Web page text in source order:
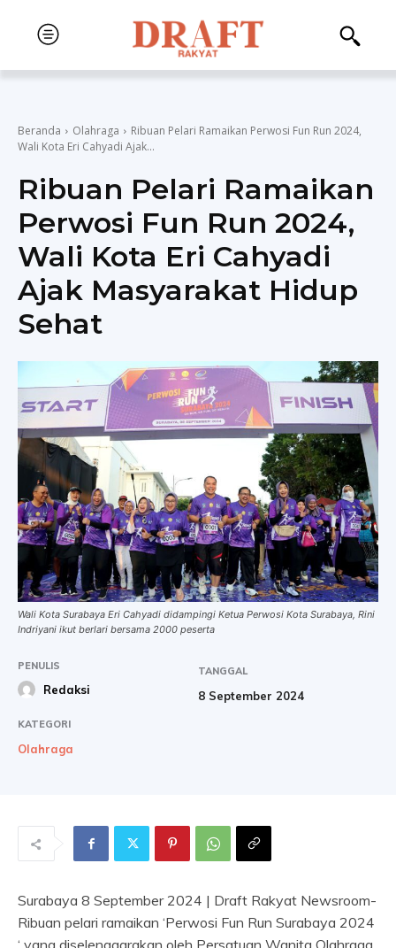
Beranda Olahraga
Ribuan Pelari Ramaikan Perwosi Fun Run 2024,
Wali Kota Eri Cahyadi Ajak...
Ribuan Pelari Ramaikan
Perwosi Fun Run 2024,
Wali Kota Eri Cahyadi
Ajak Masyarakat Hidup
Sehat
Wali Kota Surabaya Eri Cahyadi didampingi Ketua Perwosi Kota Surabaya, Rini
Indriyani ikut berlari bersama 2000 peserta
PENULIS
Redaksi
TANGGAL
8 September 2024
KATEGORI
Olahraga
Surabaya 8 September 2024 | Draft Rakyat Newsroom-
Ribuan pelari ramaikan ‘Perwosi Fun Run Surabaya 2024